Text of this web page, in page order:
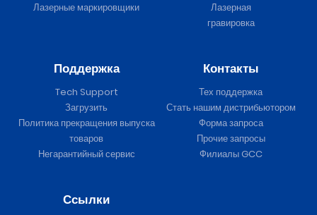
Лазерные маркировщики
Лазерная
гравировка
Поддержка
Tech Support
Загрузить
Политика прекращения выпуска
товаров
Негарантийный сервис
Контакты
Тех поддержка
Стать нашим дистрибьютором
Форма запроса
Прочие запросы
Филиалы GCC
Ссылки